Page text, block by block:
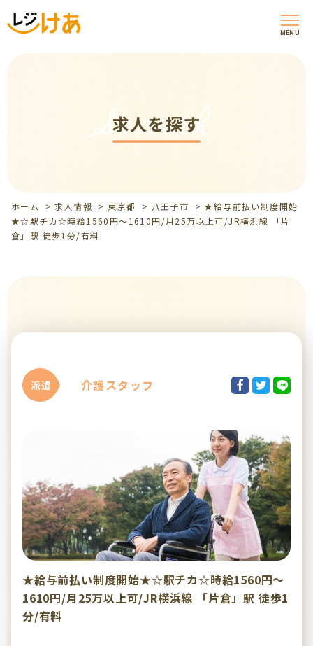
MENU
求人を探す
Search
ホーム >求人情報 > 東京都 > 八王子市 >★給与前払い制度開始
★☆駅チカ☆時給1560円～1610円/月25万以上可/JR横浜線 「片
倉」駅 徒歩1分/有料
派遣 介護スタッフ
★給与前払い制度開始★☆駅チカ☆時給1560円～
1610円/月25万以上可/JR横浜線 「片倉」駅 徒歩1
分/有料